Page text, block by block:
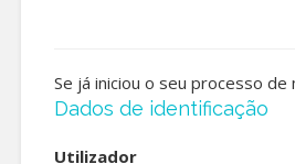
Se já iniciou o seu processo
Dados de identificação
Utilizador